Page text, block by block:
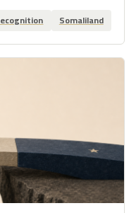
Somaliland